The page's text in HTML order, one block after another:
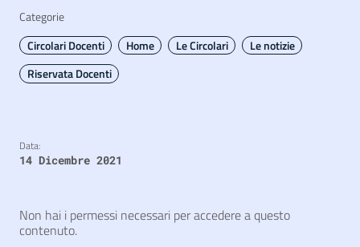
Categorie
Circolari Docenti
Home Le Circolari
Le notizie
Riservata Docenti
Data:
14 Dicembre 2021
Non hai i permessi necessari per accedere a questo
contenuto.